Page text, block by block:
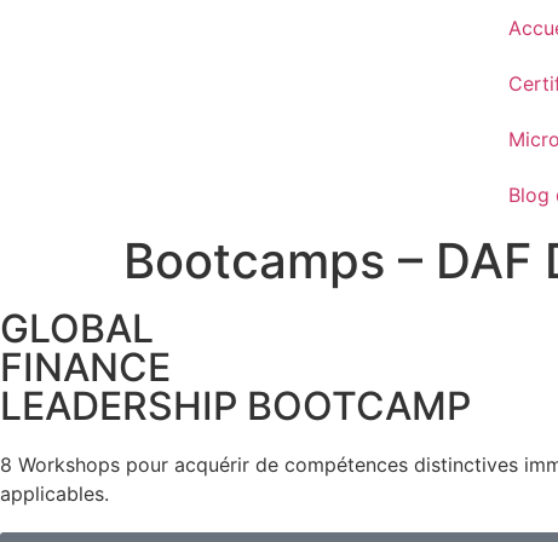
Blog
Bootcamps – DAF
GLOBAL
FINANCE
LEADERSHIP BOOTCAMP
8 Workshops pour acquérir de compétences distinctives
applicables.